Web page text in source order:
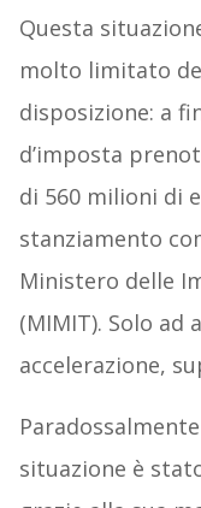
Questa
molto limitato
disposizione: a
d’imposta
di 560 milioni di
stanziamento
Ministero delle
(MIMIT). Solo ad
accelerazione,
situazione è